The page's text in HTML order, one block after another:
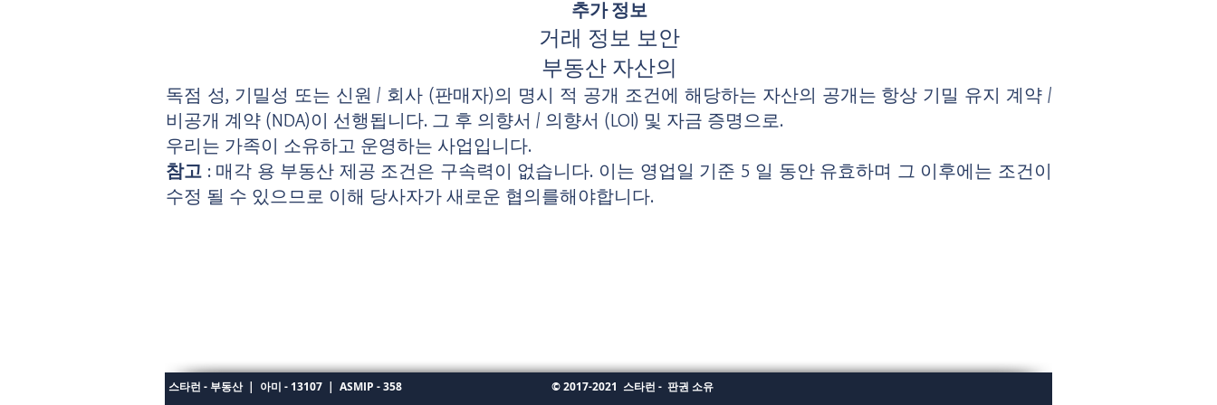
추가 정보
거래 정보 보안
부동산 자산의
독점 성, 기밀성 또는 신원 / 회사 (판매자)의 명시 적 공개 조건에 해당하는 자산의 공개는 항상 기밀 유지 계약 /
비공개 계약 (NDA)이 선행됩니다. 그 후 의향서 / 의향서 (LOI) 및 자금 증명으로.
우리는 가족이 소유하고 운영하는 사업입니다.
참고 : 매각 용 부동산 제공 조건은 구속력이 없습니다. 이는 영업일 기준 5 일 동안 유효하며 그 이후에는 조건이
수정 될 수 있으므로 이해 당사자가 새로운 협의를해야합니다.
스타런 - 부동산 | 아미 - 13107 | ASMIP - 358 © 2017-2021 스타런 - 판권 소유